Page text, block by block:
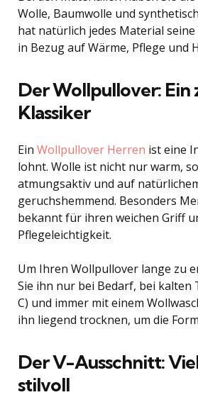
Wolle, Baumwolle und
hat natürlich jedes Material
in Bezug auf Wärme, Pflege und
Der Wollpullover: Ein
Klassiker
Ein Wollpullover Herren ist eine
lohnt. Wolle ist nicht nur warm,
atmungsaktiv und auf
geruchshemmend. Besonders
bekannt für ihren weichen Griff
Pflegeleichtigkeit.
Um Ihren Wollpullover lange zu
Sie ihn nur bei Bedarf, bei kalten
C) und immer mit einem
ihn liegend trocknen, um die
Der V-Ausschnitt:
stilvoll